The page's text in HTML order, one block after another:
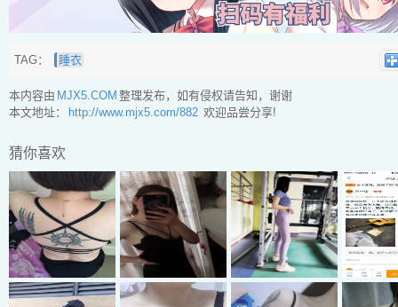
TAG： 睡衣
本内容由 MJX5.COM 整理发布，如有侵权请告知，谢谢
本文地址：
http://www.mjx5.com/882 欢迎品尝分享!
猜你喜欢